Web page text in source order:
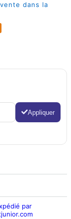
dans la
Appliquer
par